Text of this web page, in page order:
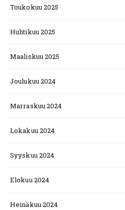
Toukokuu 2025
Huhtikuu 2025
Maaliskuu 2025
Joulukuu 2024
Marraskuu 2024
Lokakuu 2024
Syyskuu 2024
Elokuu 2024
Heinäkuu 2024